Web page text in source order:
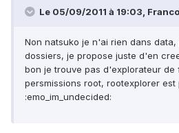
Le 05/09/2011 à 19:03,
Non natsuko je n'ai rien dans
dossiers, je propose juste d'en
bon je trouve pas d'explorateur de
persmissions root, rootexplorer est
:emo_im_undecided: